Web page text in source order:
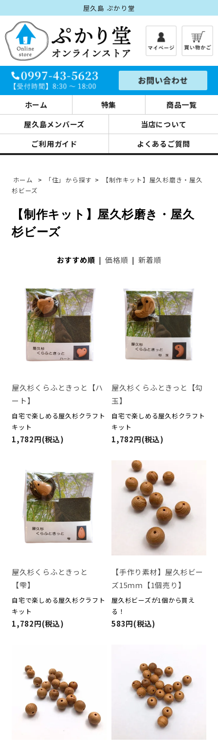
屋久島 ぷかり堂
ホーム 特集
商品一覧
屋久島メンバーズ
当店について
ご利用ガイド
よくあるご質問
ホーム > 「住」から探す >
【制作キット】屋久杉磨き・屋久
杉ビーズ
【制作キット】屋久杉磨き・屋久
杉ビーズ
おすすめ順 |価格順 | 新着順
屋久杉くらふときっと【ハ
ート】
自宅で楽しめる屋久杉クラフト
キット
1,782円(税込)
屋久杉くらふときっと【勾
玉】
自宅で楽しめる屋久杉クラフト
キット
1,782円(税込)
屋久杉くらふときっと
【雫】
自宅で楽しめる屋久杉クラフト
キット
1,782円(税込)
【手作り素材】屋久杉ビー
ズ15ｍｍ【1個売り】
屋久杉ビーズが1個から買え
る！
583円(税込)